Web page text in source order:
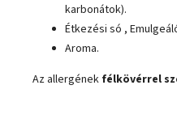
karbonátok).
Étkezési só ,
Aroma.
Az allergének félkövérrel